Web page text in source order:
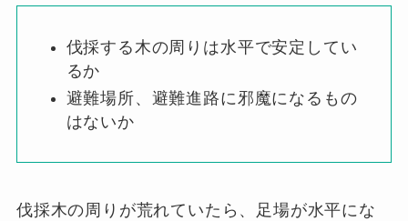
伐採する木の周りは水平で安定してい
るか
避難場所、避難進路に邪魔になるもの
はないか
伐採木の周りが荒れていたら、足場が水平にな